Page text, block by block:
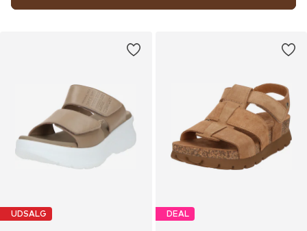
UDSALG DEAL